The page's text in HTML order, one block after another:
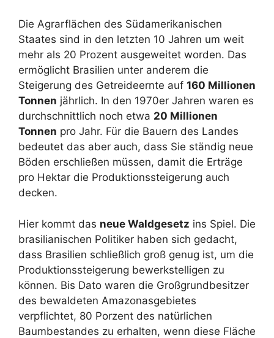
Die Agrarflächen des Südamerikanischen
Staates sind in den letzten 10 Jahren um weit
mehr als 20 Prozent ausgeweitet worden. Das
ermöglicht Brasilien unter anderem die
Steigerung des Getreideernte auf 160 Millionen
Tonnen jährlich. In den 1970er Jahren waren es
durchschnittlich noch etwa 20 Millionen
Tonnen pro Jahr. Für die Bauern des Landes
bedeutet das aber auch, dass Sie ständig neue
Böden erschließen müssen, damit die Erträge
pro Hektar die Produktionssteigerung auch
decken.
Hier kommt das neue Waldgesetz ins Spiel. Die
brasilianischen Politiker haben sich gedacht,
dass Brasilien schließlich groß genug ist, um die
Produktionssteigerung bewerkstelligen zu
können. Bis Dato waren die Großgrundbesitzer
des bewaldeten Amazonasgebietes
verpflichtet, 80 Porzent des natürlichen
Baumbestandes zu erhalten, wenn diese Fläche